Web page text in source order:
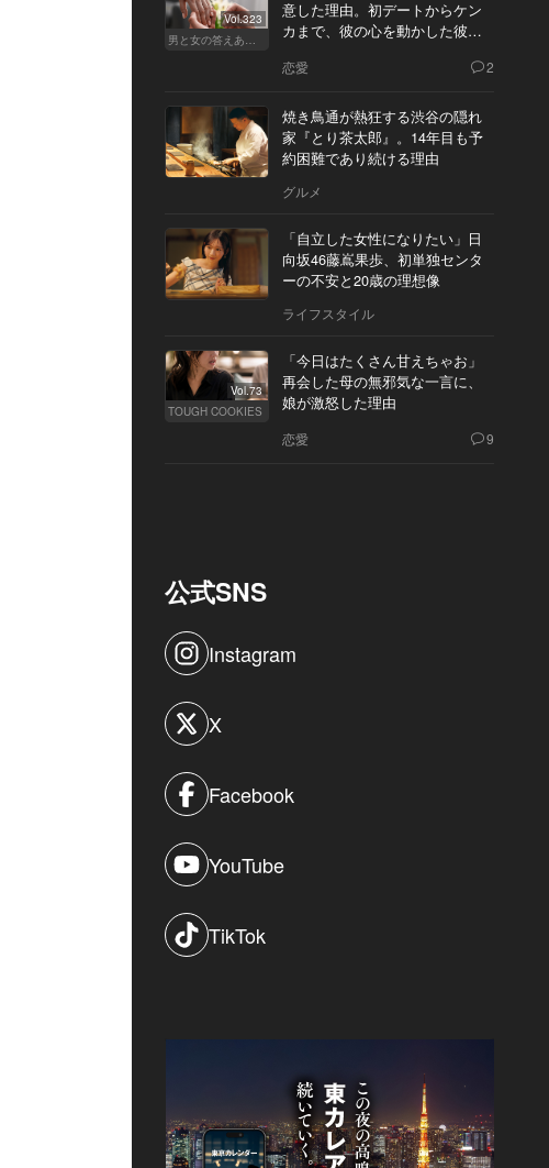
Vol.323
男と女の答えあわせ【Q】
意した理由。初デートからケン
カまで、彼の心を動かした彼女
恋愛 2
焼き鳥通が熱狂する渋谷の隠れ
家『とり茶太郎』。14年目も予
約困難であり続ける理由
グルメ
「自立した女性になりたい」日
向坂46藤嶌果歩、初単独センタ
ーの不安と20歳の理想像
ライフスタイル
Vol.73
TOUGH COOKIES
「今日はたくさん甘えちゃお」
再会した母の無邪気な一言に、
娘が激怒した理由
恋愛 9
公式SNS
Instagram
X
Facebook
YouTube
TikTok